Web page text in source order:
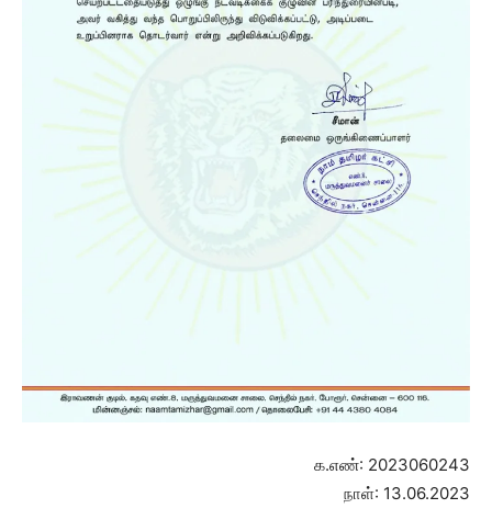
க.எண்: 2023060243
நாள்: 13.06.2023